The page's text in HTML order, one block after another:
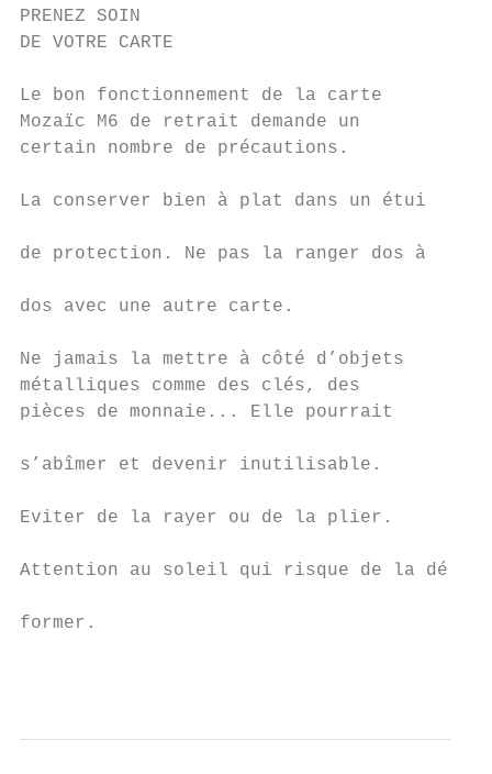
PRENEZ SOIN
DE VOTRE CARTE
Le bon fonctionnement de la carte
Mozaïc M6 de retrait demande un
certain nombre de précautions.
La conserver bien à plat dans un étui
de protection. Ne pas la ranger dos à
dos avec une autre carte.
Ne jamais la mettre à côté d’objets
métalliques comme des clés, des
pièces de monnaie... Elle pourrait
s’abîmer et devenir inutilisable.
Eviter de la rayer ou de la plier.         09
Attention au soleil qui risque de la dé-
former.